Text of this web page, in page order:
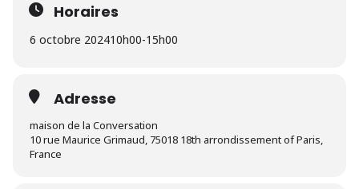
Horaires
6 octobre 202410h00-15h00
Adresse
maison de la Conversation
10 rue Maurice Grimaud, 75018 18th arrondissement of Paris,
France